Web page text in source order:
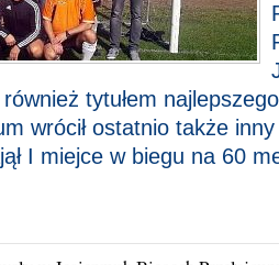
tytułem
wrócił ostatnio także
I miejce w biegu na 60